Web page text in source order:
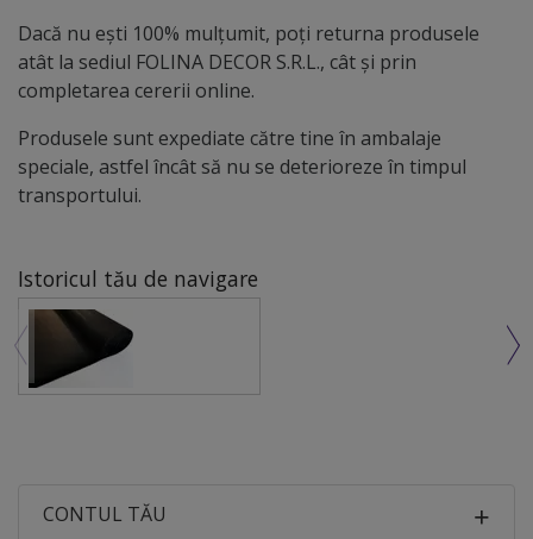
Dacă nu ești 100% mulțumit, poți returna produsele
atât la sediul FOLINA DECOR S.R.L., cât și prin
completarea cererii online.
Produsele sunt expediate către tine în ambalaje
speciale, astfel încât să nu se deterioreze în timpul
transportului.
Istoricul tău de navigare
CONTUL TĂU